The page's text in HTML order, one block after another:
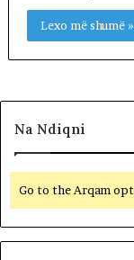
Lexo më shumë »
Na Ndiqni
Go to the Arqam